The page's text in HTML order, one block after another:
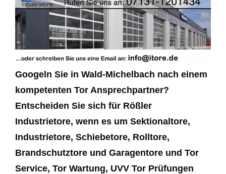
Googeln Sie in Wald-Michelbach nach einem
kompetenten Tor Ansprechpartner?
Entscheiden Sie sich für Rößler
Industrietore, wenn es um Sektionaltore,
Industrietore, Schiebetore, Rolltore,
Brandschutztore und Garagentore und Tor
Service, Tor Wartung, UVV Tor Prüfungen